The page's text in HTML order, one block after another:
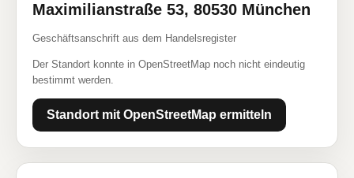
Maximilianstraße 53, 80530 München
Geschäftsanschrift aus dem Handelsregister
Der Standort konnte in OpenStreetMap noch nicht eindeutig
bestimmt werden.
Standort mit OpenStreetMap ermitteln